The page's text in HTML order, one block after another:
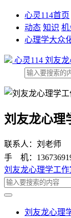
心灵114首页
动态 知识 机
心理学大众
心灵114 刘友
刘友龙心理
联系人：刘老师
手 机：
刘友龙心理学工作
刘友龙心理